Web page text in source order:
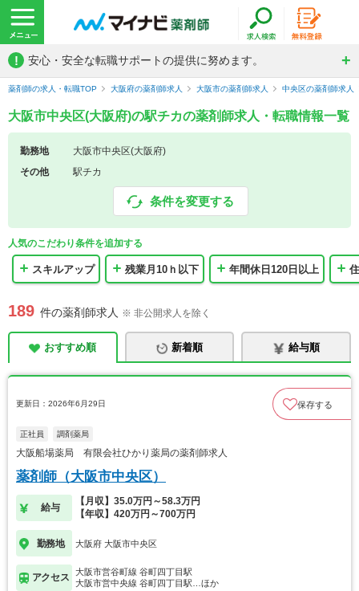
! 安心・安全な転職サポートの提供に努めます。
薬剤師の求人・転職TOP 大阪府の薬剤師求人 大阪市の薬剤師求人 中央区の薬剤師求人
大阪市中央区(大阪府)の駅チカの薬剤師求人・転職情報一覧
勤務地
大阪市中央区(大阪府)
その他
駅チカ
条件を変更する
人気のこだわり条件を追加する
スキルアップ 残業月10ｈ以下 年間休日120日以上
189 件の薬剤師求人 ※ 非公開求人を除く
おすすめ順 新着順 給与順
更新日：2026年6月29日 保存する
正社員 調剤薬局
大阪船場薬局 有限会社ひかり薬局の薬剤師求人
薬剤師（大阪市中央区）
給与
【月収】35.0万円～58.3万円
【年収】420万円～700万円
勤務地 大阪府 大阪市中央区
アクセス
大阪市営谷町線 谷町四丁目駅
大阪市営中央線 谷町四丁目駅…ほか